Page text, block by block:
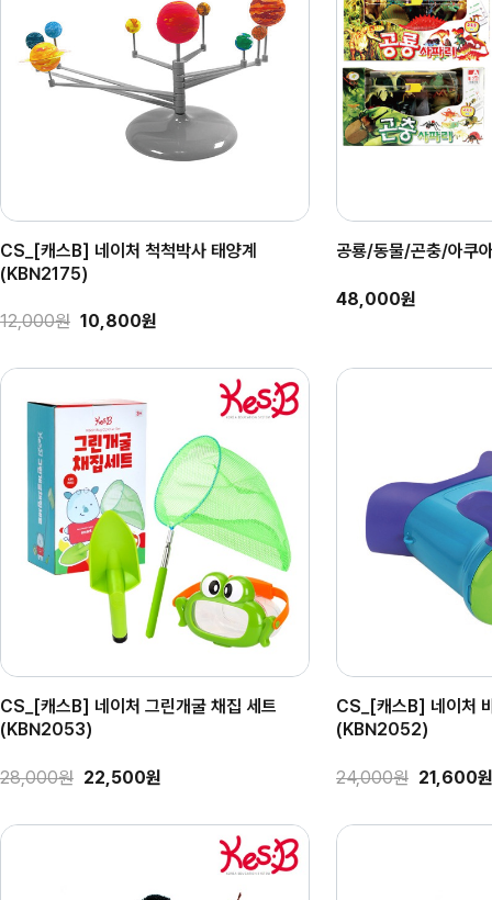
CS_[캐스B] 네이처 척척박사 태양계
(KBN2175)
12,000원 10,800원
공룡/동물/곤충/아쿠
48,000원
CS_[캐스B] 네이처 그린개굴 채집 세트
(KBN2053)
28,000원 22,500원
CS_[캐스B] 네이처
(KBN2052)
24,000원 21,600원